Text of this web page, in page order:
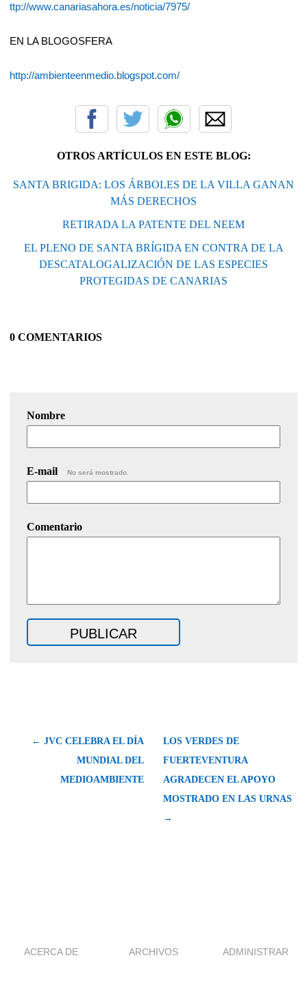
ttp://www.canariasahora.es/noticia/7975/
EN LA BLOGOSFERA
http://ambienteenmedio.blogspot.com/
OTROS ARTÍCULOS EN ESTE BLOG:
SANTA BRIGIDA: LOS ÁRBOLES DE LA VILLA GANAN
MÁS DERECHOS
RETIRADA LA PATENTE DEL NEEM
EL PLENO DE SANTA BRÍGIDA EN CONTRA DE LA
DESCATALOGALIZACIÓN DE LAS ESPECIES
PROTEGIDAS DE CANARIAS
0 COMENTARIOS
Nombre
E-mail No será mostrado.
Comentario
← JVC CELEBRA EL DÍA
MUNDIAL DEL
MEDIOAMBIENTE
LOS VERDES DE
FUERTEVENTURA
AGRADECEN EL APOYO
MOSTRADO EN LAS URNAS
→
ACERCA DE ARCHIVOS ADMINISTRAR